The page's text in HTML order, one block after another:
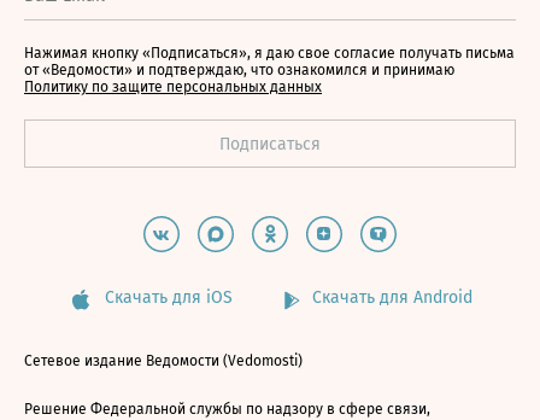
Нажимая кнопку «Подписаться», я даю свое согласие получать письма
от «Ведомости» и подтверждаю, что ознакомился и принимаю
Политику по защите персональных данных
Скачать для iOS Скачать для Android
Сетевое издание Ведомости (Vedomosti)
Решение Федеральной службы по надзору в сфере связи,